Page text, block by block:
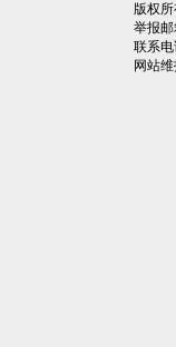
版权所
举报邮
联系电
网站维